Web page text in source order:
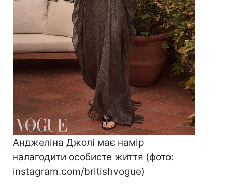
Анджеліна Джолі має намір
налагодити особисте життя (фото:
instagram.com/britishvogue)